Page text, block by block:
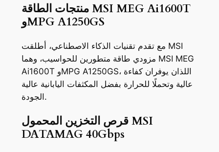
منتجات الطاقة MSI MEG Ai1600T
وMPG A1250GS
مع تقدم تقنيات الذكاء الاصطناعي، أطلقت MSI
مزودي طاقة متطورين للحواسيب، وهما MSI MEG
Ai1600T وMPG A1250GS، اللذان يوفران كفاءة
عالية وتحملًا للحرارة بفضل المكثفات اليابانية عالية
الجودة.
قرص التخزين المحمول MSI
DATAMAG 40Gbps